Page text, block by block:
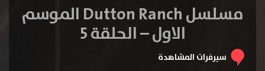
مسلسل Dutton Ranch الموسم
الاول – الحلقة 5
سيرفرات المشاهدة